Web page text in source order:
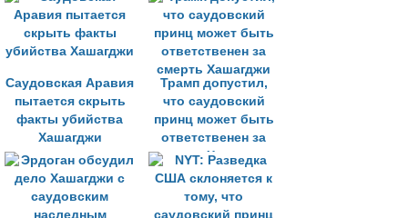
Саудовской
Аравии об
убийстве Хашагджи
делу Хашкаджи
Саудовская Аравия
пытается скрыть
факты убийства
Хашагджи
Трамп допустил,
что саудовский
принц может быть
ответственен за
смерть Хашагджи